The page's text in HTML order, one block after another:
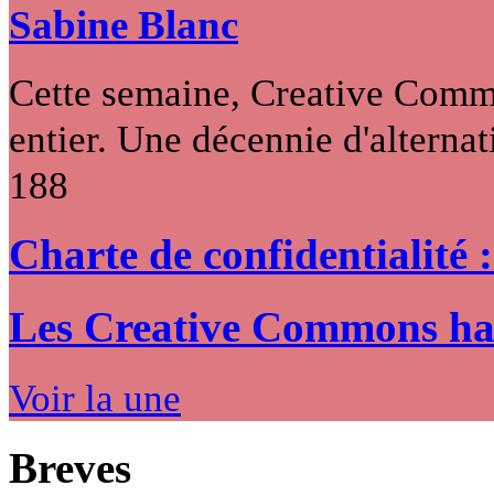
Sabine Blanc
Cette semaine, Creative
entier. Une décennie
188
Charte de confidentialité
Les Creative Commons
Voir la une
Breves